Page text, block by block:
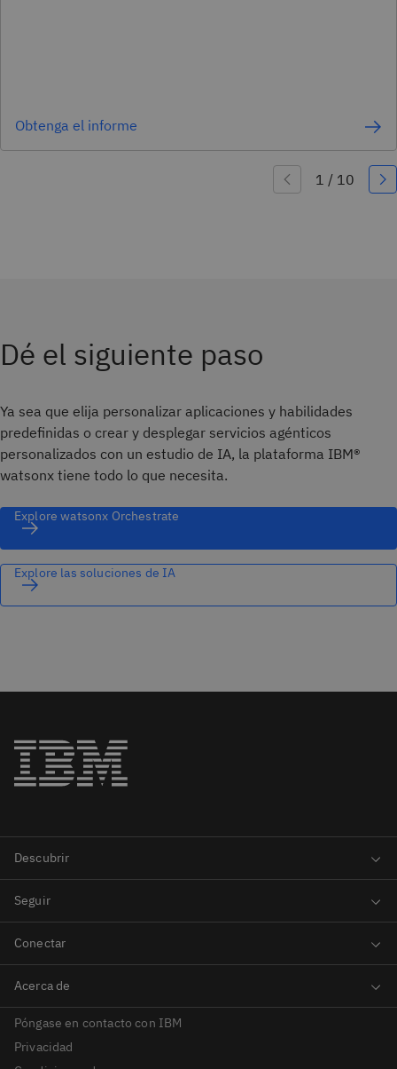
Obtenga el informe
Dé el siguiente paso
Ya sea que elija personalizar aplicaciones y habilidades
predefinidas o crear y desplegar servicios agénticos
personalizados con un estudio de IA, la plataforma IBM®
watsonx tiene todo lo que necesita.
Explore watsonx Orchestrate
Explore las soluciones de IA
Póngase en contacto con IBM
Privacidad